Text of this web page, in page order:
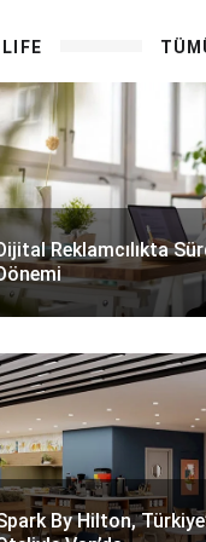
Reklamcılıkta
By Hilton,